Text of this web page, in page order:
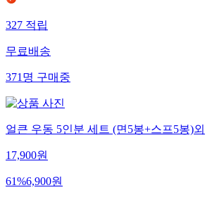
327 적립
무료배송
371 명 구매중
얼큰 우동 5인분 세트 (면5봉+스프5봉)외
17,900원
61%6,900원